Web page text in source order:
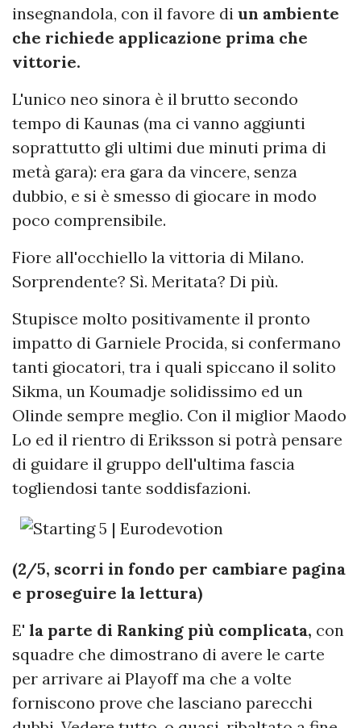
insegnandola, con il favore di un ambiente
che richiede applicazione prima che
vittorie.
L'unico neo sinora è il brutto secondo
tempo di Kaunas (ma ci vanno aggiunti
soprattutto gli ultimi due minuti prima di
metà gara): era gara da vincere, senza
dubbio, e si è smesso di giocare in modo
poco comprensibile.
Fiore all'occhiello la vittoria di Milano.
Sorprendente? Sì. Meritata? Di più.
Stupisce molto positivamente il pronto
impatto di Garniele Procida, si confermano
tanti giocatori, tra i quali spiccano il solito
Sikma, un Koumadje solidissimo ed un
Olinde sempre meglio. Con il miglior Maodo
Lo ed il rientro di Eriksson si potrà pensare
di guidare il gruppo dell'ultima fascia
togliendosi tante soddisfazioni.
(2/5, scorri in fondo per cambiare pagina
e proseguire la lettura)
E' la parte di Ranking più complicata, con
squadre che dimostrano di avere le carte
per arrivare ai Playoff ma che a volte
forniscono prove che lasciano parecchi